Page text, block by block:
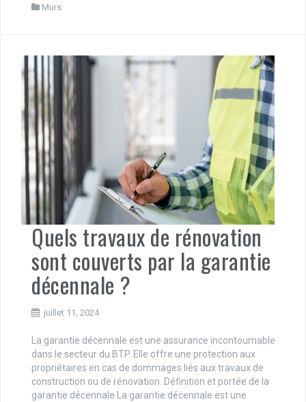
Murs
Quels travaux de rénovation
sont couverts par la garantie
décennale ?
juillet 11, 2024
La garantie décennale est une assurance incontournable
dans le secteur du BTP. Elle offre une protection aux
propriétaires en cas de dommages liés aux travaux de
construction ou de rénovation. Définition et portée de la
garantie décennale La garantie décennale est une